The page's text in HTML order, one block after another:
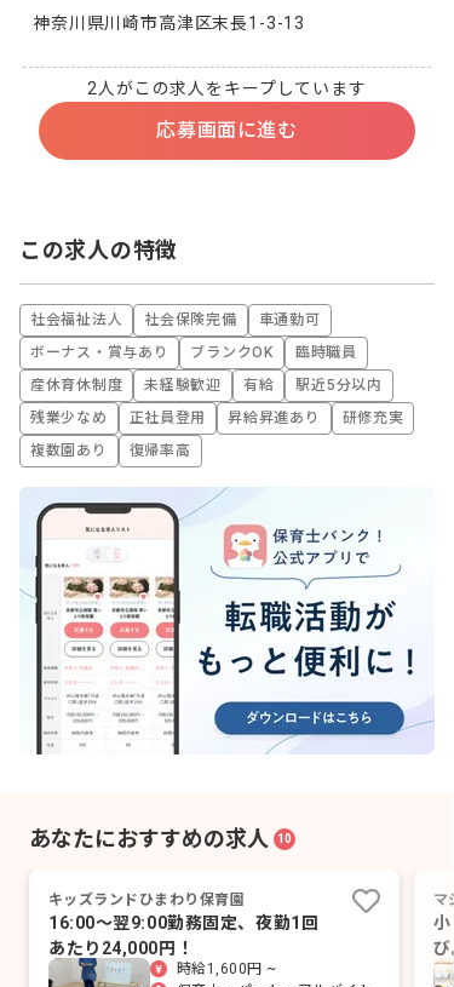
神奈川県川崎市高津区末長1-3-13
2人がこの求人をキープしています
応募画面に進む
この求人の特徴
社会福祉法人 社会保険完備
車通勤可
ボーナス・賞与あり
ブランクOK
臨時職員
産休育休制度
未経験歓迎 有給
駅近5分以内
残業少なめ
正社員登用 昇給昇進あり
研修充実
複数園あり
復帰率高
あなたにおすすめの求人 10
キッズランドひまわり保育園
16:00～翌9:00勤務固定、夜勤1回
あたり24,000円！
時給1,600円 ~
マ
け